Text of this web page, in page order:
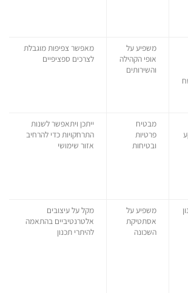
משפיע על
אופי הקהילה
והשירותים
מאפשר צפיפות מוגבלת
לצרכים ספציפיים
מבטיח
פרטיות
ובטיחות
ייתכן ויתאפשר לשנות
התרחקויות כדי להרחיב
אזור שימושי
משפיע על
אסתטיקת
השכונה
מקל על עיצובים
אלטרנטיביים בהתאמה
להיתרי תכנון